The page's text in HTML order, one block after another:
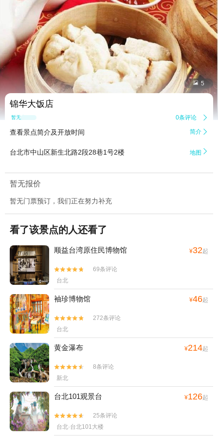
 5
锦华大饭店
暂无点评 0条评论 
查看景点简介及开放时间 简介 
台北市中山区新生北路2段28巷1号2楼 地图 
暂无报价
暂无门票预订，我们正在努力补充
看了该景点的人还看了
顺益台湾原住民博物馆 ¥32起


69条评论
台北
袖珍博物馆 ¥46起


272条评论
台北
黄金瀑布 ¥214起


8条评论
新北
台北101观景台 ¥126起


25条评论
台北·台北101大楼